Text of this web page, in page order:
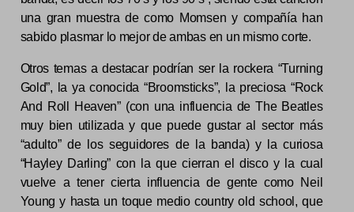
una gran muestra de como Momsen y compañía han
sabido plasmar lo mejor de ambas en un mismo corte.
Otros temas a destacar podrían ser la rockera “Turning
Gold”, la ya conocida “Broomsticks”, la preciosa “Rock
And Roll Heaven” (con una influencia de The Beatles
muy bien utilizada y que puede gustar al sector más
“adulto” de los seguidores de la banda) y la curiosa
“Hayley Darling” con la que cierran el disco y la cual
vuelve a tener cierta influencia de gente como Neil
Young y hasta un toque medio country old school, que